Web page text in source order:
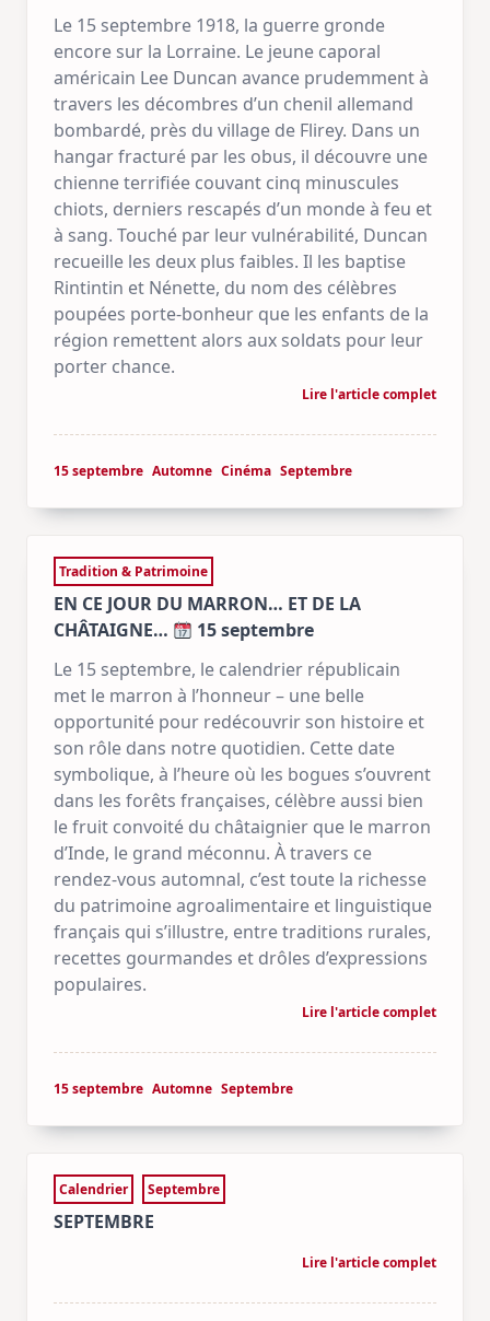
Le 15 septembre 1918, la guerre gronde
encore sur la Lorraine. Le jeune caporal
américain Lee Duncan avance prudemment à
travers les décombres d’un chenil allemand
bombardé, près du village de Flirey. Dans un
hangar fracturé par les obus, il découvre une
chienne terrifiée couvant cinq minuscules
chiots, derniers rescapés d’un monde à feu et
à sang. Touché par leur vulnérabilité, Duncan
recueille les deux plus faibles. Il les baptise
Rintintin et Nénette, du nom des célèbres
poupées porte-bonheur que les enfants de la
région remettent alors aux soldats pour leur
porter chance.
Lire l'article complet
15 septembre Automne Cinéma Septembre
Tradition & Patrimoine
EN CE JOUR DU MARRON… ET DE LA
CHÂTAIGNE…
15 septembre
Le 15 septembre, le calendrier républicain
met le marron à l’honneur – une belle
opportunité pour redécouvrir son histoire et
son rôle dans notre quotidien. Cette date
symbolique, à l’heure où les bogues s’ouvrent
dans les forêts françaises, célèbre aussi bien
le fruit convoité du châtaignier que le marron
d’Inde, le grand méconnu. À travers ce
rendez-vous automnal, c’est toute la richesse
du patrimoine agroalimentaire et linguistique
français qui s’illustre, entre traditions rurales,
recettes gourmandes et drôles d’expressions
populaires.
Lire l'article complet
15 septembre Automne Septembre
Calendrier Septembre
SEPTEMBRE
Lire l'article complet